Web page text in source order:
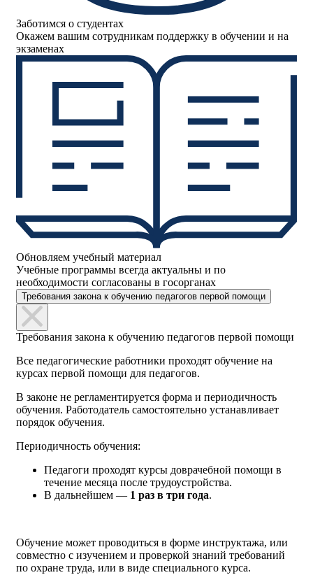
Заботимся о студентах
Окажем вашим сотрудникам поддержку в обучении и на
экзаменах
Обновляем учебный материал
Учебные программы всегда актуальны и по
необходимости согласованы в госорганах
Требования закона к обучению педагогов первой помощи
Требования закона к обучению педагогов первой помощи
Все педагогические работники проходят обучение на
курсах первой помощи для педагогов.
В законе не регламентируется форма и периодичность
обучения. Работодатель самостоятельно устанавливает
порядок обучения.
Периодичность обучения:
Педагоги проходят курсы доврачебной помощи в
течение месяца после трудоустройства.
В дальнейшем — 1 раз в три года.
Обучение может проводиться в форме инструктажа, или
совместно с изучением и проверкой знаний требований
по охране труда, или в виде специального курса.